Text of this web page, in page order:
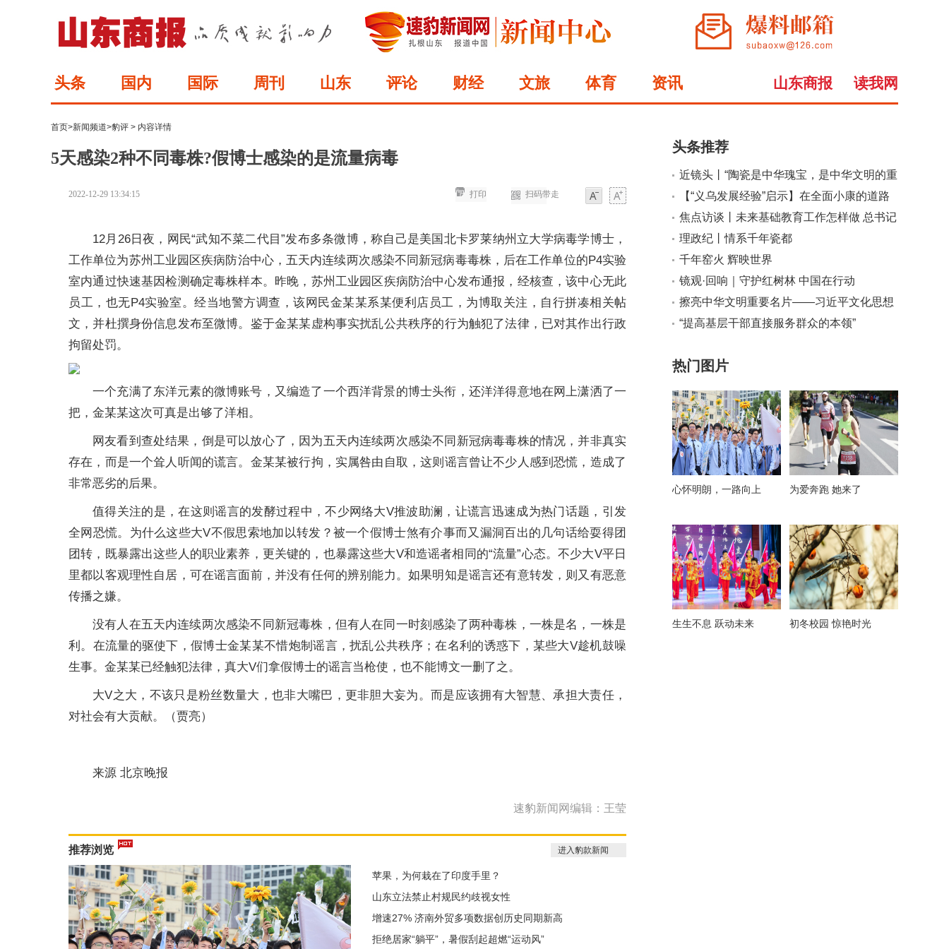
头条 国内 国际 周刊 山东 评论 财经 文旅 体育 资讯 读我网
山东商报
首页>新闻频道>豹评 > 内容详情
5天感染2种不同毒株?假博士感染的是流量病毒
2022-12-29 13:34:15
大
扫码带走
打印
12月26日夜，网民“武知不菜二代目”发布多条微博，称自己是美国北卡罗莱纳州立大学病毒学博士，
工作单位为苏州工业园区疾病防治中心，五天内连续两次感染不同新冠病毒毒株，后在工作单位的P4实验
室内通过快速基因检测确定毒株样本。昨晚，苏州工业园区疾病防治中心发布通报，经核查，该中心无此
员工，也无P4实验室。经当地警方调查，该网民金某某系某便利店员工，为博取关注，自行拼凑相关帖
文，并杜撰身份信息发布至微博。鉴于金某某虚构事实扰乱公共秩序的行为触犯了法律，已对其作出行政
拘留处罚。
一个充满了东洋元素的微博账号，又编造了一个西洋背景的博士头衔，还洋洋得意地在网上潇洒了一
把，金某某这次可真是出够了洋相。
网友看到查处结果，倒是可以放心了，因为五天内连续两次感染不同新冠病毒毒株的情况，并非真实
存在，而是一个耸人听闻的谎言。金某某被行拘，实属咎由自取，这则谣言曾让不少人感到恐慌，造成了
非常恶劣的后果。
值得关注的是，在这则谣言的发酵过程中，不少网络大V推波助澜，让谎言迅速成为热门话题，引发
全网恐慌。为什么这些大V不假思索地加以转发？被一个假博士煞有介事而又漏洞百出的几句话给耍得团
团转，既暴露出这些人的职业素养，更关键的，也暴露这些大V和造谣者相同的“流量”心态。不少大V平日
里都以客观理性自居，可在谣言面前，并没有任何的辨别能力。如果明知是谣言还有意转发，则又有恶意
传播之嫌。
没有人在五天内连续两次感染不同新冠毒株，但有人在同一时刻感染了两种毒株，一株是名，一株是
利。在流量的驱使下，假博士金某某不惜炮制谣言，扰乱公共秩序；在名利的诱惑下，某些大V趁机鼓噪
生事。金某某已经触犯法律，真大V们拿假博士的谣言当枪使，也不能博文一删了之。
大V之大，不该只是粉丝数量大，也非大嘴巴，更非胆大妄为。而是应该拥有大智慧、承担大责任，
对社会有大贡献。（贾亮）
来源 北京晚报
速豹新闻网编辑：王莹
推荐浏览 进入豹款新闻
苹果，为何栽在了印度手里？
山东立法禁止村规民约歧视女性
增速27% 济南外贸多项数据创历史同期新高
拒绝居家“躺平”，暑假刮起超燃“运动风”
头条推荐
近镜头丨“陶瓷是中华瑰宝，是中华文明的重
要名片”
【“义乌发展经验”启示】在全面小康的道路
上不落下一个
焦点访谈丨未来基础教育工作怎样做 总书记
提出明确要求
理政纪丨情系千年瓷都
千年窑火 辉映世界
镜观·回响｜守护红树林 中国在行动
擦亮中华文明重要名片——习近平文化思想
引领中国世界遗产申报保护工作壮阔实践
“提高基层干部直接服务群众的本领”
热门图片
心怀明朗，一路向上 为爱奔跑 她来了
生生不息 跃动未来 初冬校园 惊艳时光